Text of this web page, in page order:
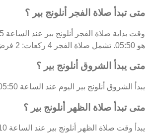
متى تبدأ صلاة الفجر أنلونج بير ؟
هو 05:50. تشمل صلاة الفجر 4 ركعات: 2 فرض و2 سنة.
متى يبدأ الشروق أنلونج بير ؟
يبدأ الشروق أنلونج بير اليوم عند الساعة 05:50.
متى تبدأ صلاة الظهر أنلونج بير ؟